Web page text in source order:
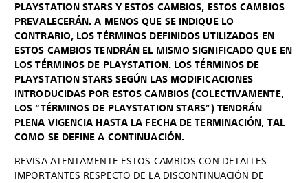
PLAYSTATION STARS Y ESTOS CAMBIOS, ESTOS CAMBIOS
PREVALECERÁN. A MENOS QUE SE INDIQUE LO
CONTRARIO, LOS TÉRMINOS DEFINIDOS UTILIZADOS EN
ESTOS CAMBIOS TENDRÁN EL MISMO SIGNIFICADO QUE EN
LOS TÉRMINOS DE PLAYSTATION. LOS TÉRMINOS DE
PLAYSTATION STARS SEGÚN LAS MODIFICACIONES
INTRODUCIDAS POR ESTOS CAMBIOS (COLECTIVAMENTE,
LOS “TÉRMINOS DE PLAYSTATION STARS”) TENDRÁN
PLENA VIGENCIA HASTA LA FECHA DE TERMINACIÓN, TAL
COMO SE DEFINE A CONTINUACIÓN.
REVISA ATENTAMENTE ESTOS CAMBIOS CON DETALLES
IMPORTANTES RESPECTO DE LA DISCONTINUACIÓN DE